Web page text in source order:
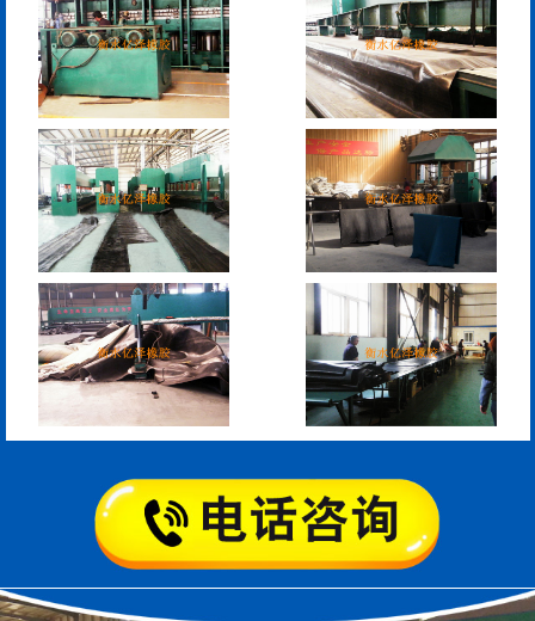
缩缝
模数式160、240、320伸
缩缝
SF梳型伸缩缝
L型桥梁伸缩缝 Z型桥梁伸缩缝
板式橡胶伸缩缝 C型桥梁伸缩缝